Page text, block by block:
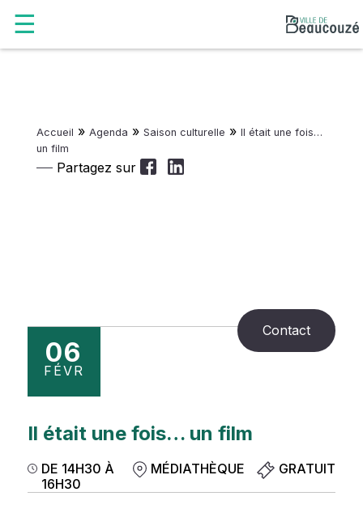
Accueil » Agenda » Saison culturelle » Il était une fois…
un film
Partagez sur
Contact
06
FÉVR
Il était une fois… un film
DE 14H30 À
16H30
MÉDIATHÈQUE GRATUIT